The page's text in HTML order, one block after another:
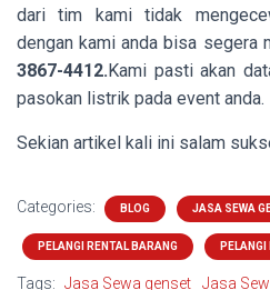
dari tim kami tidak
dengan kami anda bisa segera
3867-4412.Kami pasti akan
pasokan listrik pada event anda.
Sekian artikel kali ini salam
Categories: BLOG JASA SEWA
PELANGI RENTAL BARANG
Tags: Jasa Sewa genset
Jasa